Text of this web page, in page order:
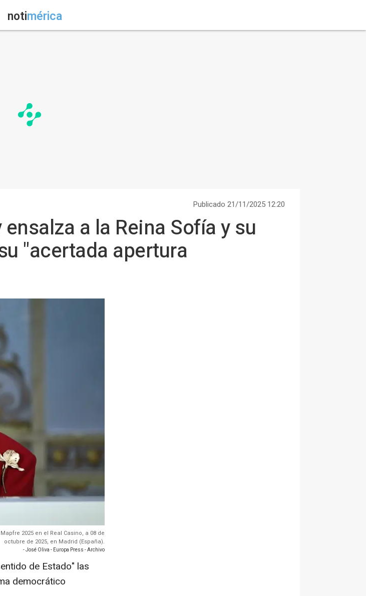
notimérica
Publicado 21/11/2025 12:20
ensalza a la Reina Sofía y su
"acertada apertura
2025 en el Real Casino, a 08 de
octubre de 2025, en Madrid (España).
- José Oliva - Europa Press - Archivo
de Estado" las
democrático